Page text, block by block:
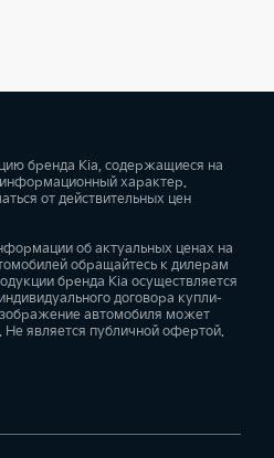
бренда Kia, содержащиеся на
характер.
от действительных цен
об актуальных ценах на
обращайтесь к дилерам
бренда Kia осуществляется
договора купли-
автомобиля может
Не является публичной офертой.